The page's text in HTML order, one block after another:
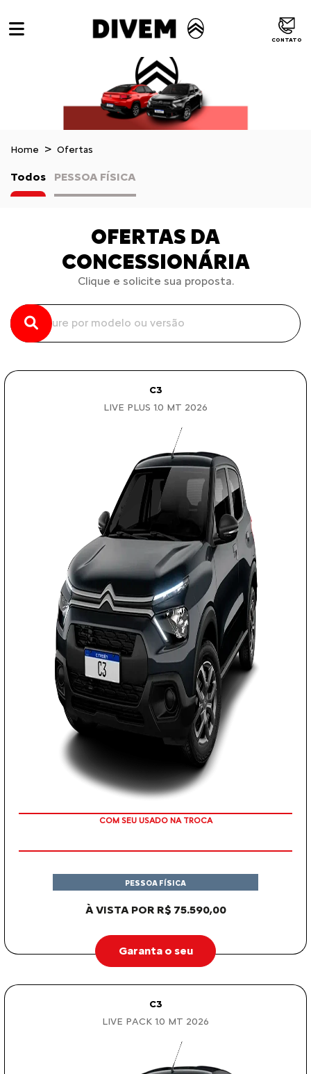
CONTATO
Home Ofertas
Todos PESSOA FÍSICA
OFERTAS DA
CONCESSIONÁRIA
Clique e solicite sua proposta.
C3
LIVE PLUS 1.0 MT 2026
COM SEU USADO NA TROCA
À VISTA POR R$ 75.590,00
PESSOA FÍSICA
Garanta o seu
C3
LIVE PACK 1.0 MT 2026